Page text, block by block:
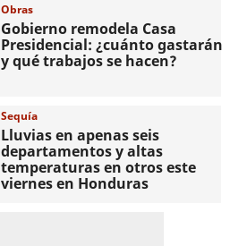
Obras
Gobierno remodela Casa
Presidencial: ¿cuánto gastarán
y qué trabajos se hacen?
Sequía
Lluvias en apenas seis
departamentos y altas
temperaturas en otros este
viernes en Honduras